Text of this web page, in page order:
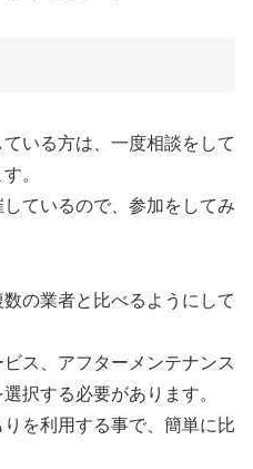
いる方は、一度相談をして
。
ているので、参加をしてみ
の業者と比べるようにして
ス、アフターメンテナンス
択する必要があります。
を利用する事で、簡単に比